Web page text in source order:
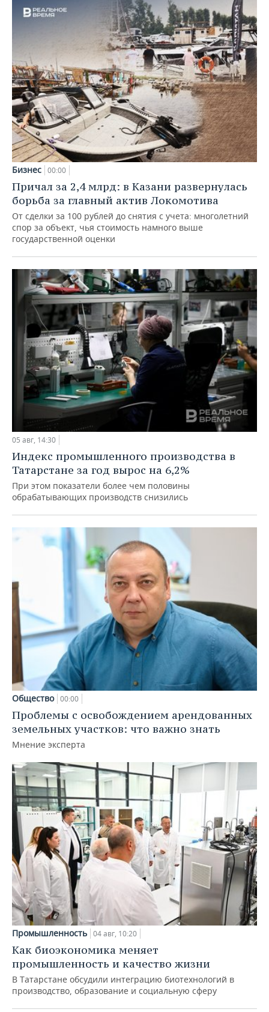
Бизнес 00:00
Причал за 2,4 млрд: в Казани развернулась
борьба за главный актив Локомотива
От сделки за 100 рублей до снятия с учета: многолетний
спор за объект, чья стоимость намного выше
государственной оценки
05 авг, 14:30
Индекс промышленного производства в
Татарстане за год вырос на 6,2%
При этом показатели более чем половины
обрабатывающих производств снизились
Общество 00:00
Проблемы с освобождением арендованных
земельных участков: что важно знать
Мнение эксперта
Промышленность 04 авг, 10:20
Как биоэкономика меняет
промышленность и качество жизни
В Татарстане обсудили интеграцию биотехнологий в
производство, образование и социальную сферу